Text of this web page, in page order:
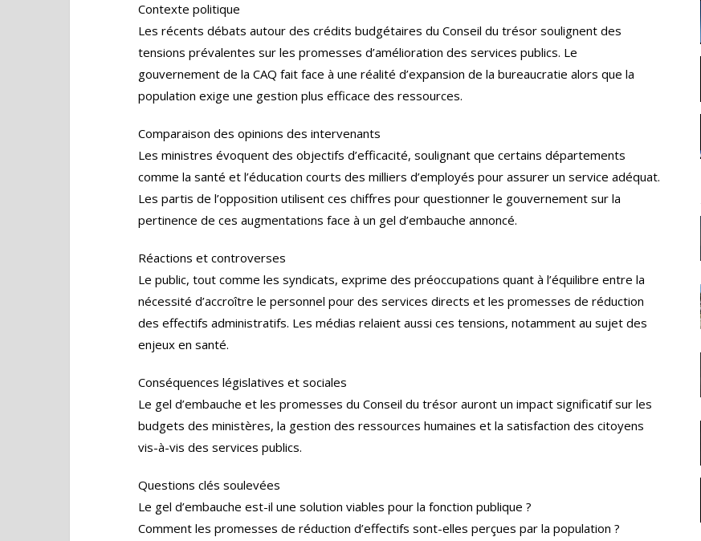
Contexte politique
Les récents débats autour des crédits budgétaires du Conseil du trésor soulignent des
tensions prévalentes sur les promesses d’amélioration des services publics. Le
gouvernement de la CAQ fait face à une réalité d’expansion de la bureaucratie alors que la
population exige une gestion plus efficace des ressources.
Comparaison des opinions des intervenants
Les ministres évoquent des objectifs d’efficacité, soulignant que certains départements
comme la santé et l’éducation courts des milliers d’employés pour assurer un service adéquat.
Les partis de l’opposition utilisent ces chiffres pour questionner le gouvernement sur la
pertinence de ces augmentations face à un gel d’embauche annoncé.
Réactions et controverses
Le public, tout comme les syndicats, exprime des préoccupations quant à l’équilibre entre la
nécessité d’accroître le personnel pour des services directs et les promesses de réduction
des effectifs administratifs. Les médias relaient aussi ces tensions, notamment au sujet des
enjeux en santé.
Conséquences législatives et sociales
Le gel d’embauche et les promesses du Conseil du trésor auront un impact significatif sur les
budgets des ministères, la gestion des ressources humaines et la satisfaction des citoyens
vis-à-vis des services publics.
Questions clés soulevées
Le gel d’embauche est-il une solution viables pour la fonction publique ?
Comment les promesses de réduction d’effectifs sont-elles perçues par la population ?